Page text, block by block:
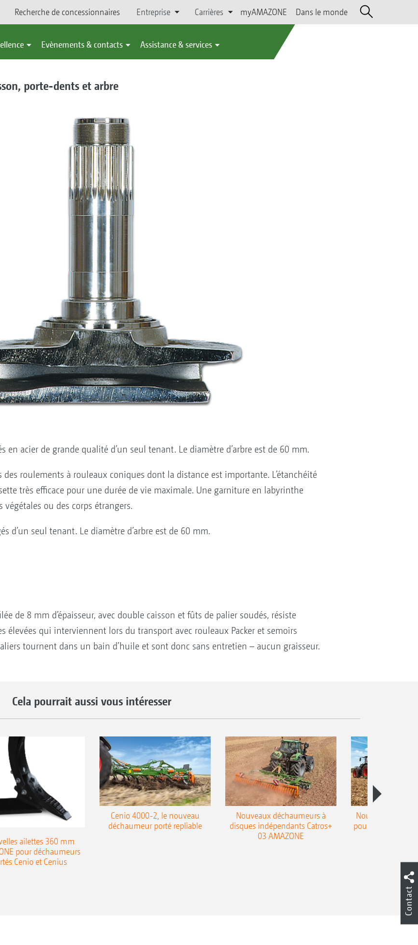
Recherche de concessionnaires Entreprise Carrières myAMAZONE Dans le monde
Evènements & contacts Assistance & services
porte-dents et arbre
en acier de grande qualité d’un seul tenant. Le diamètre d’arbre est de 60 mm.
des roulements à rouleaux coniques dont la distance est importante. L’étanchéité
très efficace pour une durée de vie maximale. Une garniture en labyrinthe
ou des corps étrangers.
d’un seul tenant. Le diamètre d’arbre est de 60 mm.
de 8 mm d’épaisseur, avec double caisson et fûts de palier soudés, résiste
élevées qui interviennent lors du transport avec rouleaux Packer et semoirs
tournent dans un bain d’huile et sont donc sans entretien – aucun graisseur.
Cela pourrait aussi vous intéresser
ailettes 360 mm
pour déchaumeurs
Cenio et Cenius
Cenio 4000-2, le nouveau
déchaumeur porté repliable
Nouveaux déchaumeurs à
disques indépendants Catros+
03 AMAZONE
Nouvelle double
pour le
Contact